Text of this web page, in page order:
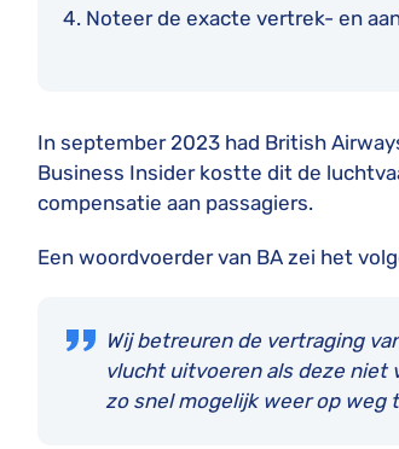
Noteer de exacte vertrek- en
In september 2023 had British
Business Insider kostte dit de
compensatie aan passagiers.
Een woordvoerder van BA zei het
Wij betreuren de vertraging
vlucht uitvoeren als deze niet
zo snel mogelijk weer op weg